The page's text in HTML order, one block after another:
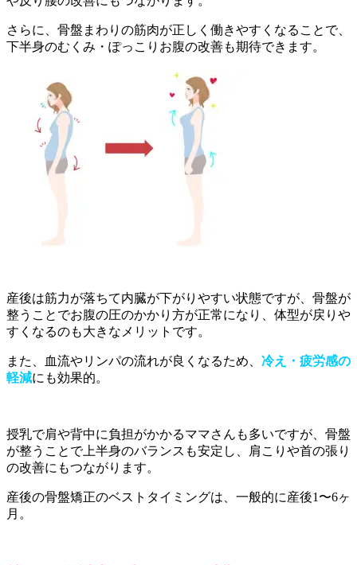
さらに、骨盤まわりの筋肉が正しく働きやすくなることで、
下半身のむくみ・ぽっこりお腹の改善も期待できます。
産後は筋力が落ちて内臓が下がりやすい状態ですが、骨盤が
整うことでお腹の圧のかかり方が正常になり、体型が戻りや
すくなるのも大きなメリットです。
また、血流やリンパの流れが良くなるため、 冷え・疲労感の
軽減にも効果的。
授乳で肩や背中に負担がかかるママさんも多いですが、骨盤
が整うことで上半身のバランスも安定し、肩こりや首の張り
の改善にもつながります。
産後の骨盤矯正のベストタイミングは、一般的に産後1〜6ヶ
月。